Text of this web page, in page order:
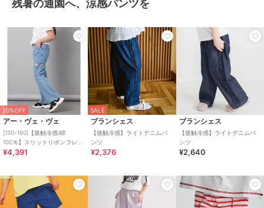
残暑の通園へ、涼感パンツを
20%OFF
アー・ヴェ・ヴェ
[130-160]【接触冷感/綿
100％】スリットリボンフレア
デニム
¥4,391
SALE
ブランシェス
【接触冷感】ライトデニムパ
ンツ
¥2,376
ブランシェス
【接触冷感】ライトデニムパ
ンツ
¥2,640